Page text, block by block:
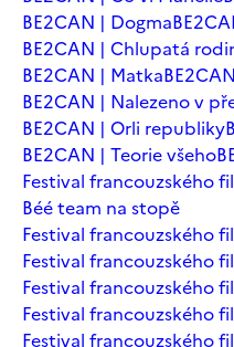
BE2CAN | Dogma
BE2CAN | Chlupatá
BE2CAN | Matka
BE2CAN | Nalezeno v
BE2CAN | Orli republiky
BE2CAN | Teorie všeho
Festival francouzského
Béé team na stopě
Festival francouzského
Festival francouzského
Festival francouzského
Festival francouzského
Festival francouzského